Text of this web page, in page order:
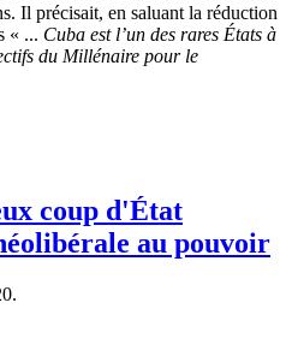
Il précisait, en saluant la réduction
« ... Cuba est l’un des rares États à
du Millénaire pour le
coup d'État
au pouvoir
.